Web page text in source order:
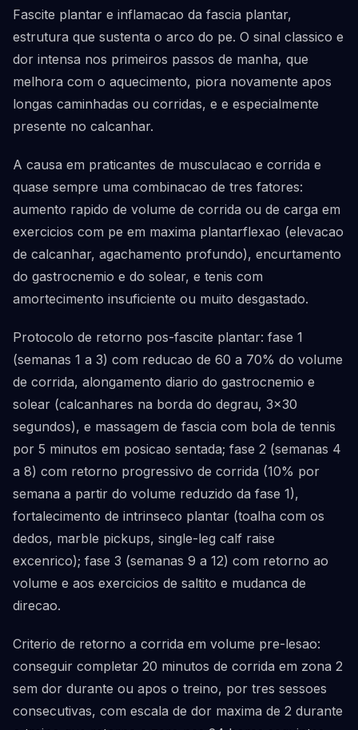
Fascite plantar e inflamacao da fascia plantar,
estrutura que sustenta o arco do pe. O sinal classico e
dor intensa nos primeiros passos de manha, que
melhora com o aquecimento, piora novamente apos
longas caminhadas ou corridas, e e especialmente
presente no calcanhar.
A causa em praticantes de musculacao e corrida e
quase sempre uma combinacao de tres fatores:
aumento rapido de volume de corrida ou de carga em
exercicios com pe em maxima plantarflexao (elevacao
de calcanhar, agachamento profundo), encurtamento
do gastrocnemio e do solear, e tenis com
amortecimento insuficiente ou muito desgastado.
Protocolo de retorno pos-fascite plantar: fase 1
(semanas 1 a 3) com reducao de 60 a 70% do volume
de corrida, alongamento diario do gastrocnemio e
solear (calcanhares na borda do degrau, 3x30
segundos), e massagem de fascia com bola de tennis
por 5 minutos em posicao sentada; fase 2 (semanas 4
a 8) com retorno progressivo de corrida (10% por
semana a partir do volume reduzido da fase 1),
fortalecimento de intrinseco plantar (toalha com os
dedos, marble pickups, single-leg calf raise
excenrico); fase 3 (semanas 9 a 12) com retorno ao
volume e aos exercicios de saltito e mudanca de
direcao.
Criterio de retorno a corrida em volume pre-lesao:
conseguir completar 20 minutos de corrida em zona 2
sem dor durante ou apos o treino, por tres sessoes
consecutivas, com escala de dor maxima de 2 durante